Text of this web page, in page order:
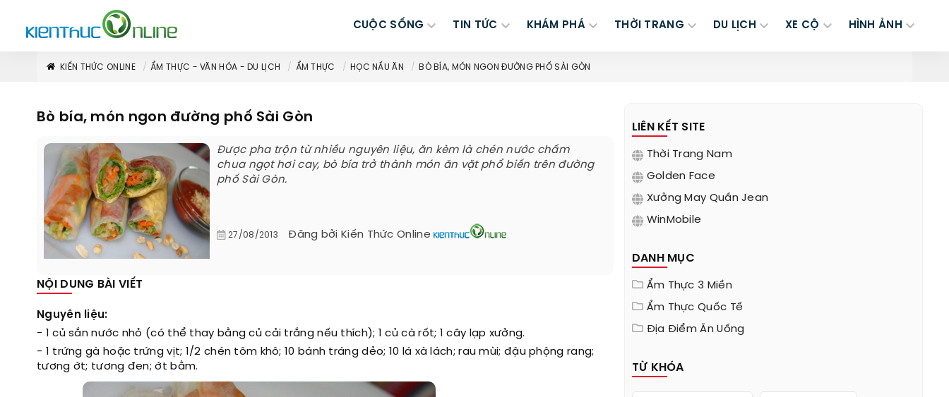
CUỘC SỐNG TIN TỨC KHÁM PHÁ THỜI TRANG DU LỊCH XE CỘ HÌNH ẢNH
KIẾN THỨC ONLINE ẨM THỰC - VĂN HÓA - DU LỊCH ẨM THỰC HỌC NẤU ĂN BÒ BÍA, MÓN NGON ĐƯỜNG PHỐ SÀI GÒN
Bò bía, món ngon đường phố Sài Gòn
Được pha trộn từ nhiều nguyên liệu, ăn kèm là chén nước chấm
chua ngọt hơi cay, bò bía trở thành món ăn vặt phổ biến trên đường
phố Sài Gòn.
27/08/2013 Đăng bởi Kiến Thức Online
NỘI DUNG BÀI VIẾT
Nguyên liệu:
- 1 củ sắn nước nhỏ (có thể thay bằng củ cải trắng nếu thích); 1 củ cà rốt; 1 cây lạp xưởng.
- 1 trứng gà hoặc trứng vịt; 1/2 chén tôm khô; 10 bánh tráng dẻo; 10 lá xà lách; rau mùi; đậu phộng rang;
tương ớt; tương đen; ớt bằm.
LIÊN KẾT SITE
Thời Trang Nam
Golden Face
Xưởng May Quần Jean
WinMobile
DANH MỤC
Ẩm Thực 3 Miền
Ẩm Thực Quốc Tế
Địa Điểm Ăn Uống
TỪ KHÓA